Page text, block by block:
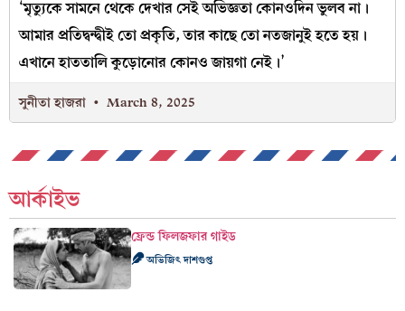
‘মৃত্যুকে সামনে থেকে দেখার সেই অভিজ্ঞতা কোনওদিন ভুলব না।
আমার প্রতিদ্বন্দ্বীই তো প্রকৃতি, তার কাছে তো নতজানুই হতে হয়।
এখানে হাততালি কুড়োনোর কোনও জায়গা নেই।’
সুনীতা হাজরা March 8, 2025
আর্কাইভ
ফ্রেন্ড ফিলজফার গাইড
অভিজিৎ দাশগুপ্ত